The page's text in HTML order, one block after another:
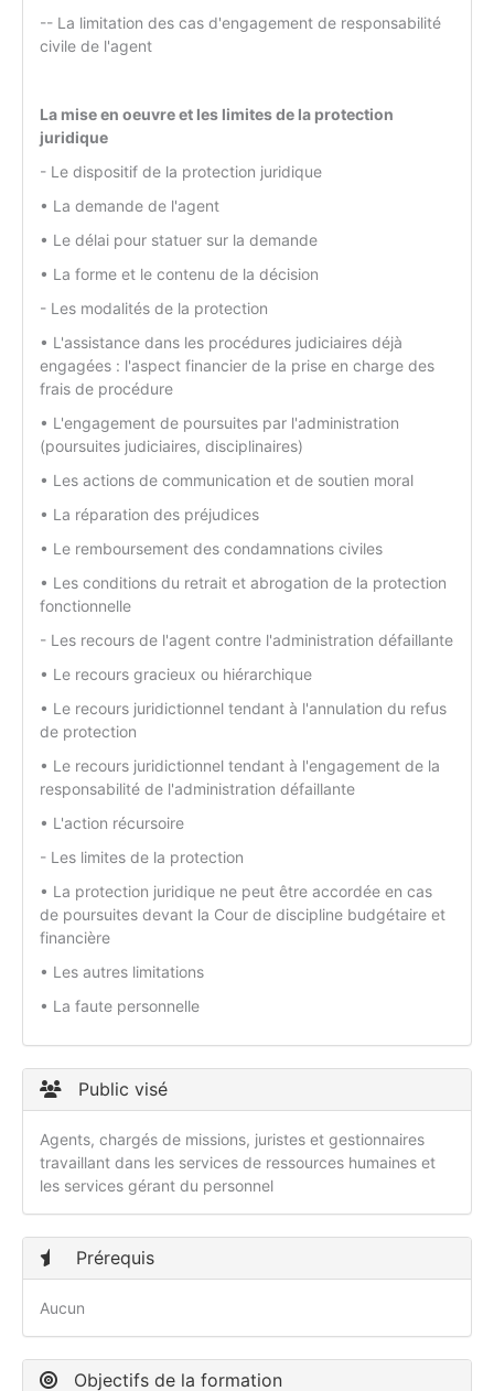
-- La limitation des cas d'engagement de responsabilité
civile de l'agent
La mise en oeuvre et les limites de la protection
juridique
- Le dispositif de la protection juridique
• La demande de l'agent
• Le délai pour statuer sur la demande
• La forme et le contenu de la décision
- Les modalités de la protection
• L'assistance dans les procédures judiciaires déjà
engagées : l'aspect financier de la prise en charge des
frais de procédure
• L'engagement de poursuites par l'administration
(poursuites judiciaires, disciplinaires)
• Les actions de communication et de soutien moral
• La réparation des préjudices
• Le remboursement des condamnations civiles
• Les conditions du retrait et abrogation de la protection
fonctionnelle
- Les recours de l'agent contre l'administration défaillante
• Le recours gracieux ou hiérarchique
• Le recours juridictionnel tendant à l'annulation du refus
de protection
• Le recours juridictionnel tendant à l'engagement de la
responsabilité de l'administration défaillante
• L'action récursoire
- Les limites de la protection
• La protection juridique ne peut être accordée en cas
de poursuites devant la Cour de discipline budgétaire et
financière
• Les autres limitations
• La faute personnelle
Public visé
Agents, chargés de missions, juristes et gestionnaires
travaillant dans les services de ressources humaines et
les services gérant du personnel
Prérequis
Aucun
Objectifs de la formation